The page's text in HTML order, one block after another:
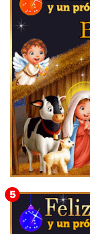
Te deseo una Feliz